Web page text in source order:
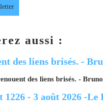
aussi :
des liens brisés. - Bruno